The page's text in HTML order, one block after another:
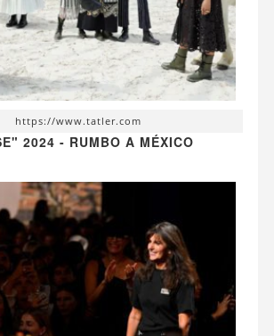
https://www.tatler.com
2024 - RUMBO A MÉXICO